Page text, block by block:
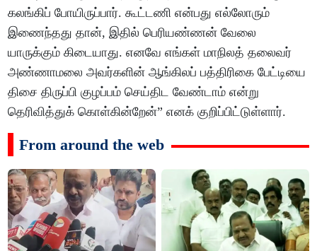
கலங்கிப் போயிருப்பார். கூட்டணி என்பது எல்லோரும்
இணைந்தது தான், இதில் பெரியண்ணன் வேலை
யாருக்கும் கிடையாது. எனவே எங்கள் மாநிலத் தலைவர்
அண்ணாமலை அவர்களின் ஆங்கிலப் பத்திரிகை பேட்டியை
திசை திருப்பி குழப்பம் செய்திட வேண்டாம் என்று
தெரிவித்துக் கொள்கின்றேன்” எனக் குறிப்பிட்டுள்ளார்.
From around the web